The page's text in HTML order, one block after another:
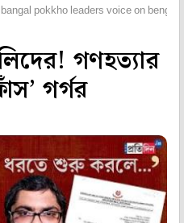
pokkho leaders voice on
গণহত্যার
গর্গর